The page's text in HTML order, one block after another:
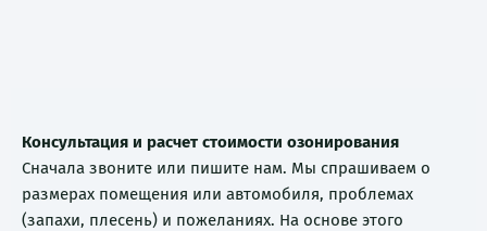
Консультация и расчет стоимости озонирования
Сначала звоните или пишите нам. Мы спрашиваем о
размерах помещения или автомобиля, проблемах
(запахи, плесень) и пожеланиях. На основе этого